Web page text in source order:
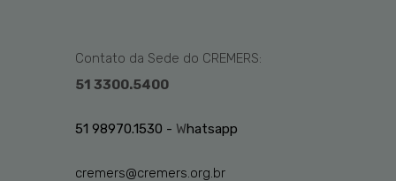
Contato da Sede do CREMERS:
51 3300.5400
51 98970.1530 - Whatsapp
cremers@cremers.org.br